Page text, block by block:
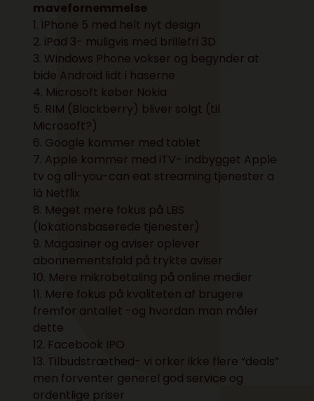
mavefornemmelse
1. iPhone 5 med helt nyt design
2. iPad 3- muligvis med brillefri 3D
3. Windows Phone vokser og begynder at
bide Android lidt i haserne
4. Microsoft køber Nokia
5. RIM (Blackberry) bliver solgt (til
Microsoft?)
6. Google kommer med tablet
7. Apple kommer med iTV- indbygget Apple
tv og all-you-can eat streaming tjenester a
lá Netflix
8. Meget mere fokus på LBS
(lokationsbaserede tjenester)
9. Magasiner og aviser oplever
abonnementsfald på trykte aviser
10. Mere mikrobetaling på online medier
11. Mere fokus på kvaliteten af brugere
fremfor antallet -og hvordan man måler
dette
12. Facebook IPO
13. Tilbudstræthed- vi orker ikke flere “deals”
men forventer generel god service og
ordentlige priser